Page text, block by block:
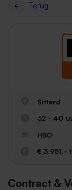
Terug
Sittard
32 - 40
HBO
€ 3.951,-
Contract &